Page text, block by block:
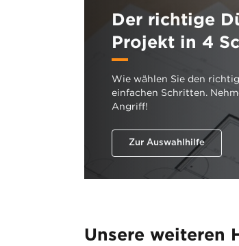
Der richtige
Projekt in 4
Wie wählen Sie den
einfachen Schritten.
Angriff!
Zur Auswahlhilfe
Unsere weiteren